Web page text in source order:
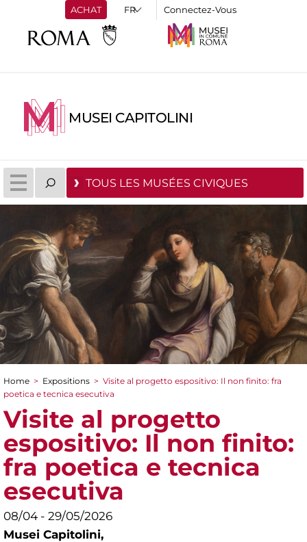
ACHAT Connectez-Vous
MUSEI CAPITOLINI
TOUS LES MUSÉES CIVIQUES
You are here
Home > Expositions > Visite al progetto espositivo: Il non finito: fra
poetica e tecnica esecutiva
Visite al progetto
espositivo: Il non finito:
fra poetica e tecnica
esecutiva
08/04 - 29/05/2026
Musei Capitolini,